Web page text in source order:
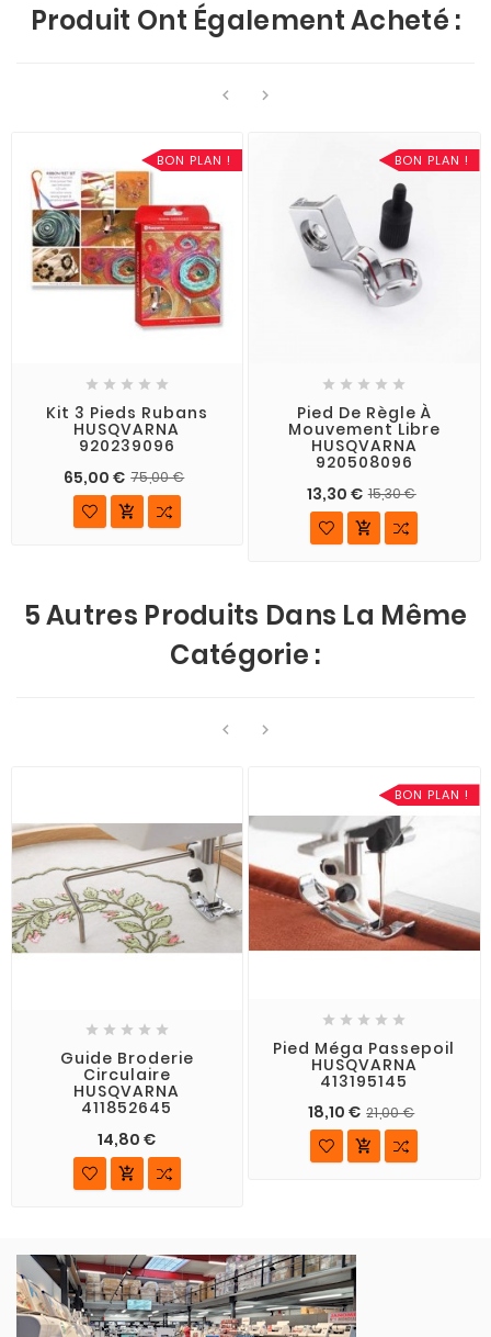
Produit Ont Également Acheté :
 
BON PLAN !
    
Kit 3 Pieds Rubans
HUSQVARNA
920239096
65,00 € 75,00 €

BON PLAN !
    
Pied De Règle À
Mouvement Libre
HUSQVARNA
920508096
13,30 € 15,30 €

5 Autres Produits Dans La Même
Catégorie :
 
    
Guide Broderie
Circulaire
HUSQVARNA
411852645
14,80 €

BON PLAN !
    
Pied Méga Passepoil
HUSQVARNA
413195145
18,10 € 21,00 €
